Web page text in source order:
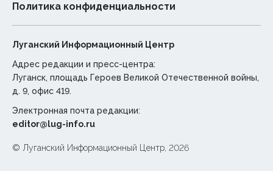
Политика конфиденциальности
Луганский Информационный Центр
Адрес редакции и пресс-центра:
Луганск, площадь Героев Великой Отечественной войны,
д. 9, офис 419.
Электронная почта редакции:
editor@lug-info.ru
© Луганский Информационный Центр, 2026